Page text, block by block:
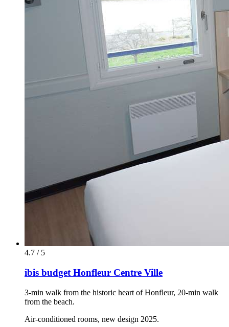
4.7 / 5
ibis budget Honfleur Centre Ville
3-min walk from the historic heart of Honfleur, 20-min walk
from the beach.
Air-conditioned rooms, new design 2025.